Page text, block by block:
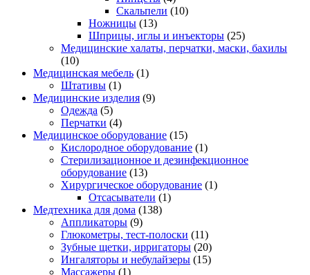
Скальпели (10)
Ножницы (13)
Шприцы, иглы и инъекторы (25)
Медицинские халаты, перчатки, маски, бахилы
(10)
Медицинская мебель (1)
Штативы (1)
Медицинские изделия (9)
Одежда (5)
Перчатки (4)
Медицинское оборудование (15)
Кислородное оборудование (1)
Стерилизационное и дезинфекционное
оборудование (13)
Хирургическое оборудование (1)
Отсасыватели (1)
Медтехника для дома (138)
Аппликаторы (9)
Глюкометры, тест-полоски (11)
Зубные щетки, ирригаторы (20)
Ингаляторы и небулайзеры (15)
Массажеры (1)